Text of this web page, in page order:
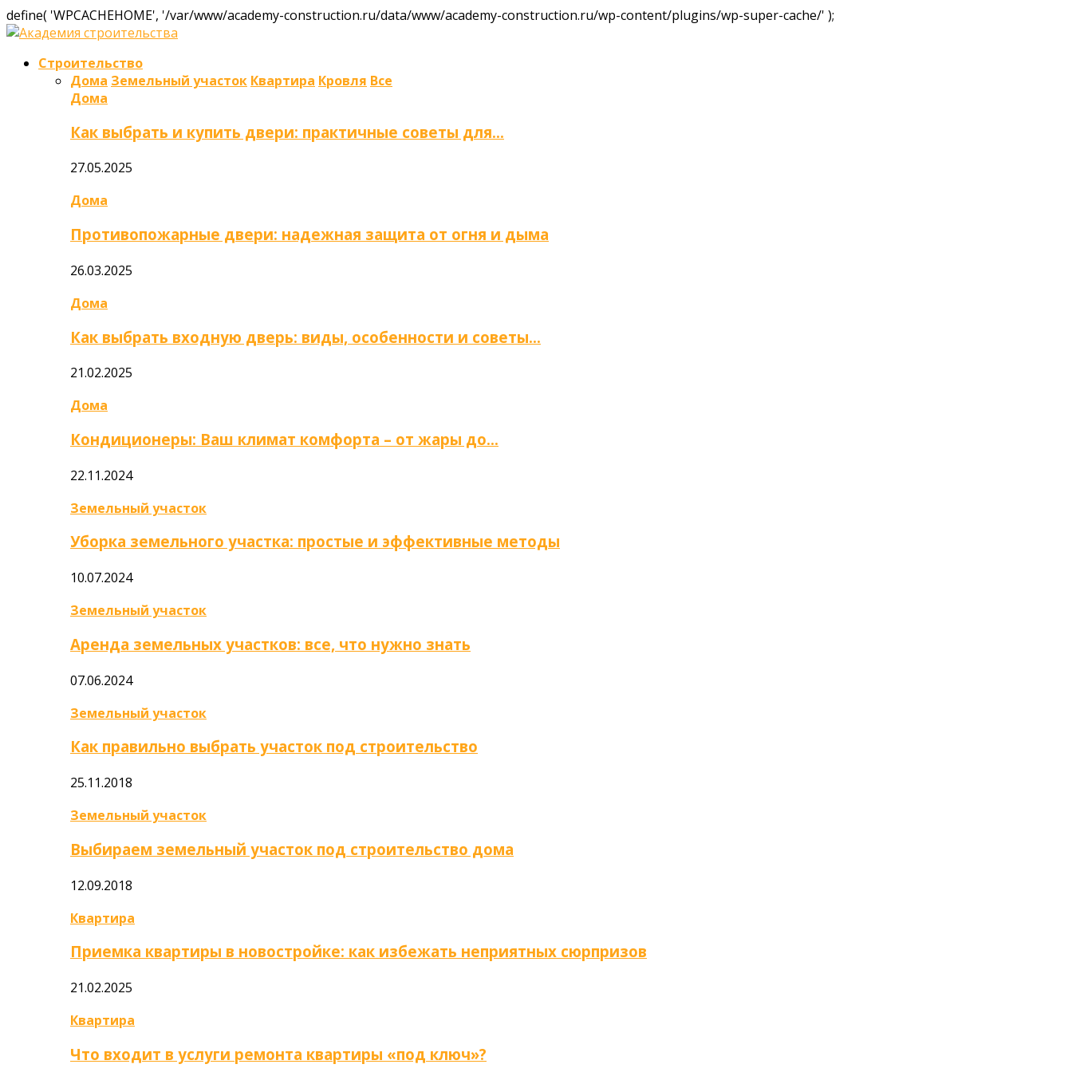
define( 'WPCACHEHOME', '/var/www/academy-construction.ru/data/www/academy-construction.ru/wp-content/plugins/wp-super-cache/' );
Строительство
Дома Земельный участок Квартира Кровля Все
Дома
Как выбрать и купить двери: практичные советы для…
27.05.2025
Дома
Противопожарные двери: надежная защита от огня и дыма
26.03.2025
Дома
Как выбрать входную дверь: виды, особенности и советы…
21.02.2025
Дома
Кондиционеры: Ваш климат комфорта – от жары до…
22.11.2024
Земельный участок
Уборка земельного участка: простые и эффективные методы
10.07.2024
Земельный участок
Аренда земельных участков: все, что нужно знать
07.06.2024
Земельный участок
Как правильно выбрать участок под строительство
25.11.2018
Земельный участок
Выбираем земельный участок под строительство дома
12.09.2018
Квартира
Приемка квартиры в новостройке: как избежать неприятных сюрпризов
21.02.2025
Квартира
Что входит в услуги ремонта квартиры «под ключ»?